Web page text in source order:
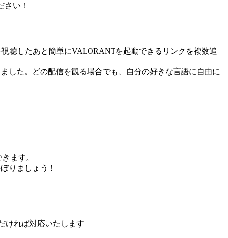
い！
聴したあと簡単にVALORANTを起動できるリンクを複数追
した。どの配信を観る場合でも、自分の好きな言語に自由に
ます。
りましょう！
ければ対応いたします